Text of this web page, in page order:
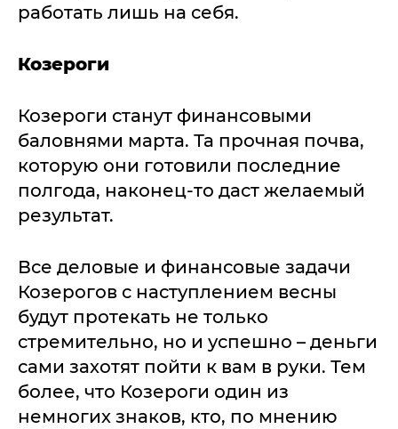
работать лишь на себя.
Козероги
Козероги станут финансовыми
баловнями марта. Та прочная почва,
которую они готовили последние
полгода, наконец-то даст желаемый
результат.
Все деловые и финансовые задачи
Козерогов с наступлением весны
будут протекать не только
стремительно, но и успешно – деньги
сами захотят пойти к вам в руки. Тем
более, что Козероги один из
немногих знаков, кто, по мнению